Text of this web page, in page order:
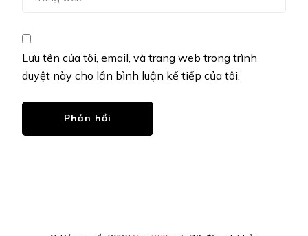
Lưu tên của tôi, email, và trang web trong trình
duyệt này cho lần bình luận kế tiếp của tôi.